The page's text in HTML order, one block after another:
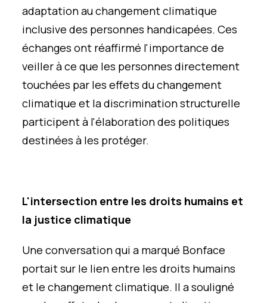
adaptation au changement climatique
inclusive des personnes handicapées. Ces
échanges ont réaffirmé l'importance de
veiller à ce que les personnes directement
touchées par les effets du changement
climatique et la discrimination structurelle
participent à l'élaboration des politiques
destinées à les protéger.
L'intersection entre les droits humains et
la justice climatique
Une conversation qui a marqué Bonface
portait sur le lien entre les droits humains
et le changement climatique. Il a souligné